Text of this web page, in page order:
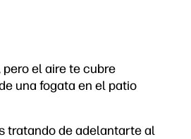
pero el aire te cubre
una fogata en el patio
tratando de adelantarte al